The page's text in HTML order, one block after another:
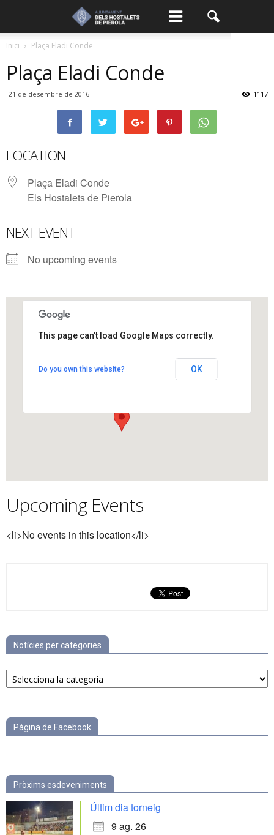
Inici Plaça Eladi Conde
Plaça Eladi Conde
21 de desembre de 2016 1117
LOCATION
Plaça Eladi Conde
Els Hostalets de Pierola
NEXT EVENT
No upcoming events
Plaça Eladi Conde - Els Hostalets de Pierola
View Events
This page can't load Google Maps correctly.
Do you own this website? OK
Upcoming Events
<li>No events in this location</li>
Notícies per categories
Notícies
per
Pàgina de Facebook
Pròxims esdeveniments
Últim dia torneig
9 ag. 26